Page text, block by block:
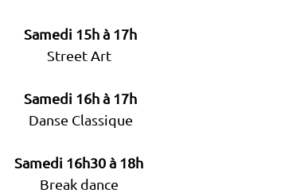
Samedi 15h à 17h
Street Art
Samedi 16h à 17h
Danse Classique
Samedi 16h30 à 18h
Break dance